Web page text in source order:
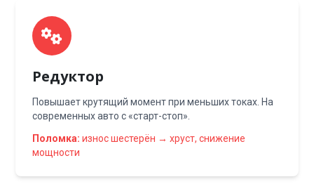
Редуктор
Повышает крутящий момент при меньших токах. На
современных авто с «старт-стоп».
Поломка: износ шестерён → хруст, снижение
мощности